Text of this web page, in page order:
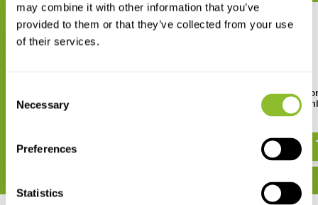
may combine it with other information that you’ve
provided to them or that they’ve collected from your use
of their services.
Selection
Necessary
Preferences
Statistics
Chloor, 25 Testen
voor voor vrij/totaal